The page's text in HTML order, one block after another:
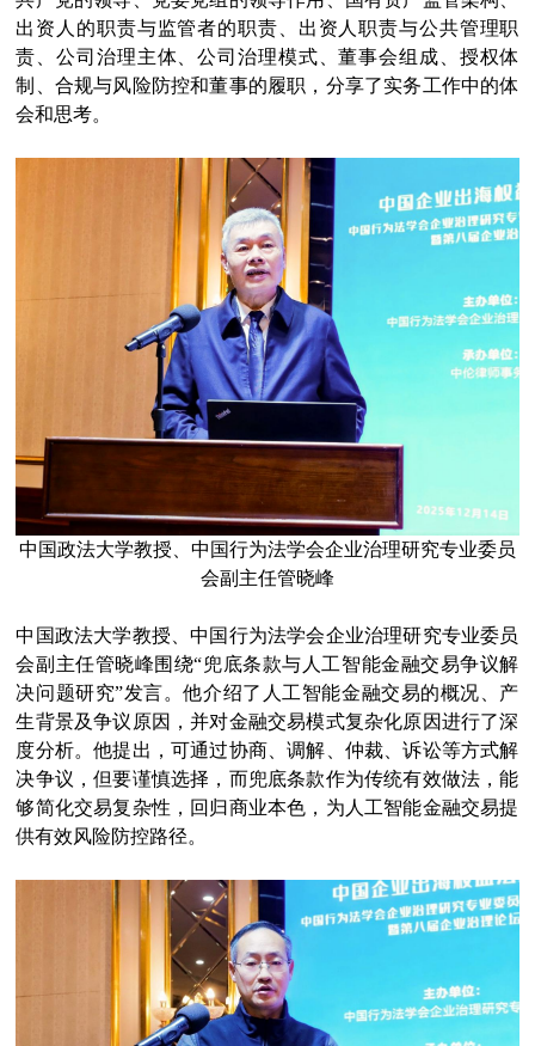
出资人的职责与监管者的职责、出资人职责与公共管理职
责、公司治理主体、公司治理模式、董事会组成、授权体
制、合规与风险防控和董事的履职，分享了实务工作中的体
会和思考。
中国政法大学教授、中国行为法学会企业治理研究专业委员
会副主任管晓峰
中国政法大学教授、中国行为法学会企业治理研究专业委员
会副主任管晓峰围绕“兜底条款与人工智能金融交易争议解
决问题研究”发言。他介绍了人工智能金融交易的概况、产
生背景及争议原因，并对金融交易模式复杂化原因进行了深
度分析。他提出，可通过协商、调解、仲裁、诉讼等方式解
决争议，但要谨慎选择，而兜底条款作为传统有效做法，能
够简化交易复杂性，回归商业本色，为人工智能金融交易提
供有效风险防控路径。